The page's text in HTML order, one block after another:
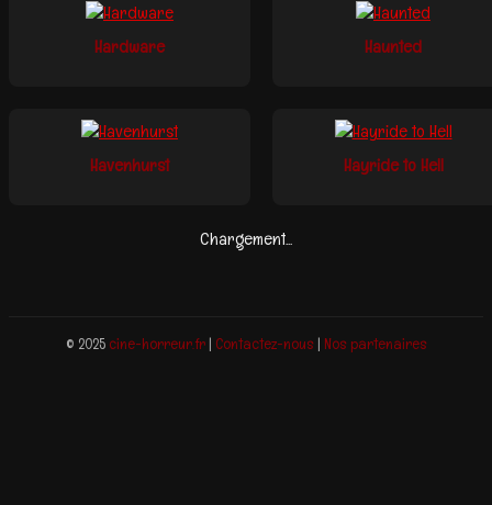
Hardware Haunted
Havenhurst Hayride to Hell
Chargement...
© 2025 cine-horreur.fr| Contactez-nous| Nos partenaires